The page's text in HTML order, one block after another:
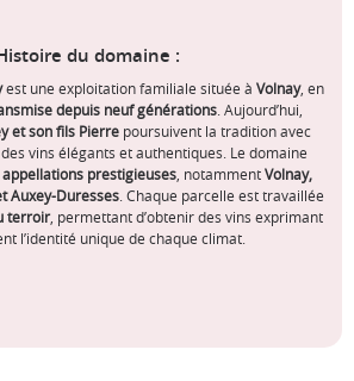
du domaine :
est une exploitation familiale située à Volnay, en
depuis neuf générations. Aujourd’hui,
et son fils Pierrepoursuivent la tradition avec
vins élégants et authentiques. Le domaine
appellations prestigieuses, notammentVolnay,
Auxey-Duresses. Chaque parcelle est travaillée
terroir, permettant d’obtenir des vins exprimant
l’identité unique de chaque climat.